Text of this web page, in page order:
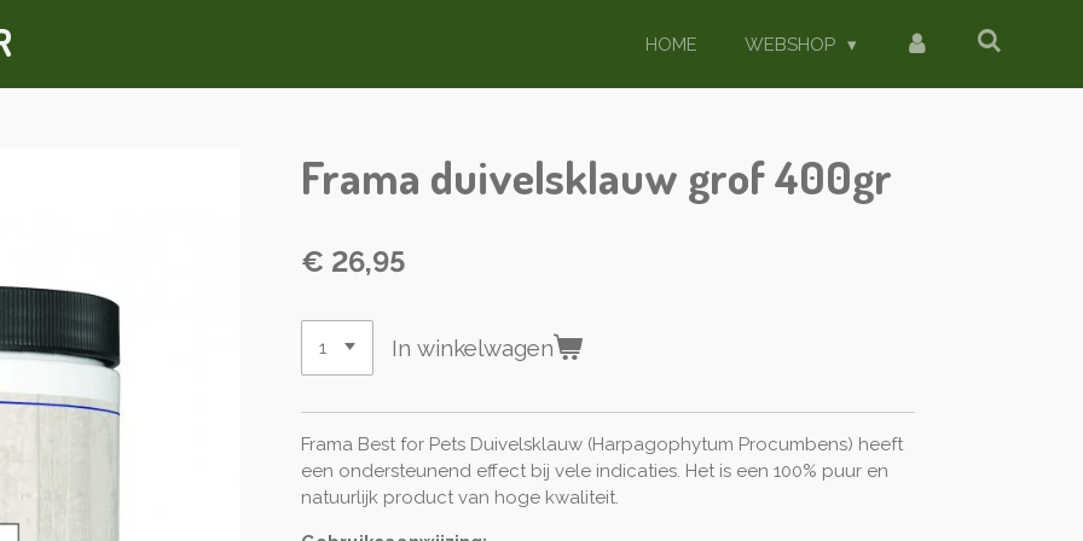
HOME WEBSHOP
Frama duivelsklauw grof 400gr
€ 26,95
In winkelwagen
Frama Best for Pets Duivelsklauw (Harpagophytum Procumbens) heeft
een ondersteunend effect bij vele indicaties. Het is een 100% puur en
natuurlijk product van hoge kwaliteit.